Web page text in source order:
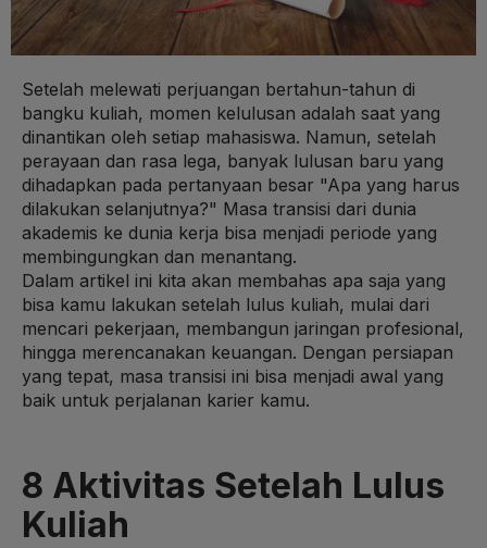
Setelah melewati perjuangan bertahun-tahun di
bangku kuliah, momen kelulusan adalah saat yang
dinantikan oleh setiap mahasiswa. Namun, setelah
perayaan dan rasa lega, banyak lulusan baru yang
dihadapkan pada pertanyaan besar "Apa yang harus
dilakukan selanjutnya?" Masa transisi dari dunia
akademis ke dunia kerja bisa menjadi periode yang
membingungkan dan menantang.
Dalam artikel ini kita akan membahas apa saja yang
bisa kamu lakukan setelah lulus kuliah, mulai dari
mencari pekerjaan, membangun jaringan profesional,
hingga merencanakan keuangan. Dengan persiapan
yang tepat, masa transisi ini bisa menjadi awal yang
baik untuk perjalanan karier kamu.
8 Aktivitas Setelah Lulus
Kuliah